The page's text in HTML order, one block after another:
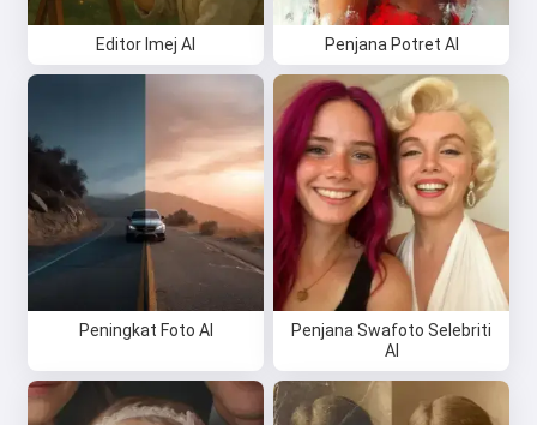
Editor Imej AI Penjana Potret AI
Peningkat Foto AI
Penjana Swafoto Selebriti
AI